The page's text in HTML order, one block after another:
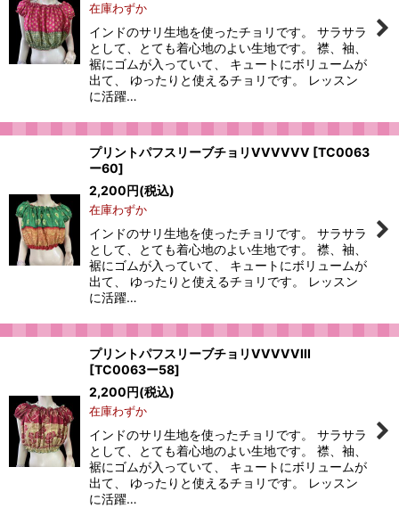
在庫わずか
インドのサリ生地を使ったチョリです。 サラサラ
として、とても着心地のよい生地です。 襟、袖、
裾にゴムが入っていて、 キュートにボリュームが
出て、 ゆったりと使えるチョリです。 レッスン
に活躍…
プリントパフスリーブチョリVVVVVV [TC0063
ー60]
2,200円(税込)
在庫わずか
インドのサリ生地を使ったチョリです。 サラサラ
として、とても着心地のよい生地です。 襟、袖、
裾にゴムが入っていて、 キュートにボリュームが
出て、 ゆったりと使えるチョリです。 レッスン
に活躍…
プリントパフスリーブチョリVVVVVIII
[TC0063ー58]
2,200円(税込)
在庫わずか
インドのサリ生地を使ったチョリです。 サラサラ
として、とても着心地のよい生地です。 襟、袖、
裾にゴムが入っていて、 キュートにボリュームが
出て、 ゆったりと使えるチョリです。 レッスン
に活躍…